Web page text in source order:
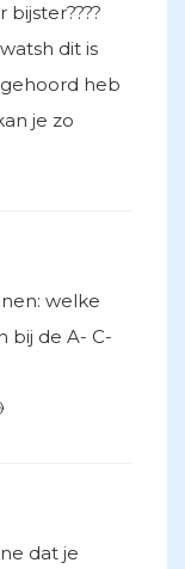
dit is
heb
je zo
welke
bij de A- C-
dat je